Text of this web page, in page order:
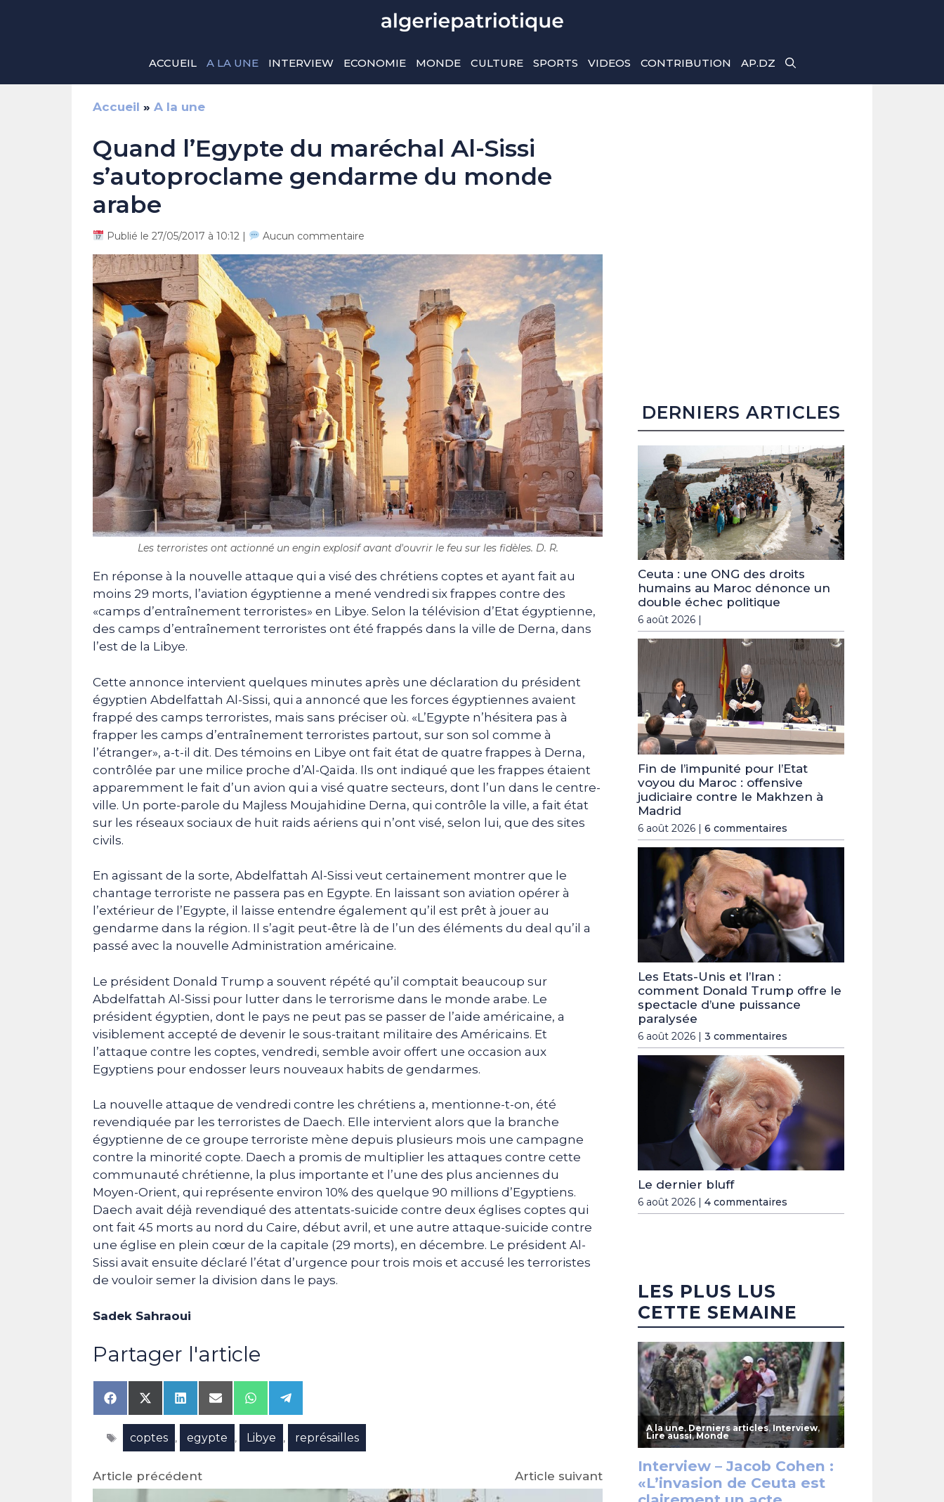
ACCUEIL A LA UNE INTERVIEW ECONOMIE MONDE CULTURE SPORTS VIDEOS CONTRIBUTION AP.DZ
Accueil » A la une
Quand l’Egypte du maréchal Al-Sissi
s’autoproclame gendarme du monde
arabe
Publié le 27/05/2017 à 10:12 | Aucun commentaire
Les terroristes ont actionné un engin explosif avant d'ouvrir le feu sur les fidèles. D. R.
En réponse à la nouvelle attaque qui a visé des chrétiens coptes et ayant fait au
moins 29 morts, l’aviation égyptienne a mené vendredi six frappes contre des
«camps d’entraînement terroristes» en Libye. Selon la télévision d’Etat égyptienne,
des camps d’entraînement terroristes ont été frappés dans la ville de Derna, dans
l’est de la Libye.
Cette annonce intervient quelques minutes après une déclaration du président
égyptien Abdelfattah Al-Sissi, qui a annoncé que les forces égyptiennes avaient
frappé des camps terroristes, mais sans préciser où. «L’Egypte n’hésitera pas à
frapper les camps d’entraînement terroristes partout, sur son sol comme à
l’étranger», a-t-il dit. Des témoins en Libye ont fait état de quatre frappes à Derna,
contrôlée par une milice proche d’Al-Qaïda. Ils ont indiqué que les frappes étaient
apparemment le fait d’un avion qui a visé quatre secteurs, dont l’un dans le centre-
ville. Un porte-parole du Majless Moujahidine Derna, qui contrôle la ville, a fait état
sur les réseaux sociaux de huit raids aériens qui n’ont visé, selon lui, que des sites
civils.
En agissant de la sorte, Abdelfattah Al-Sissi veut certainement montrer que le
chantage terroriste ne passera pas en Egypte. En laissant son aviation opérer à
l’extérieur de l’Egypte, il laisse entendre également qu’il est prêt à jouer au
gendarme dans la région. Il s’agit peut-être là de l’un des éléments du deal qu’il a
passé avec la nouvelle Administration américaine.
Le président Donald Trump a souvent répété qu’il comptait beaucoup sur
Abdelfattah Al-Sissi pour lutter dans le terrorisme dans le monde arabe. Le
président égyptien, dont le pays ne peut pas se passer de l’aide américaine, a
visiblement accepté de devenir le sous-traitant militaire des Américains. Et
l’attaque contre les coptes, vendredi, semble avoir offert une occasion aux
Egyptiens pour endosser leurs nouveaux habits de gendarmes.
La nouvelle attaque de vendredi contre les chrétiens a, mentionne-t-on, été
revendiquée par les terroristes de Daech. Elle intervient alors que la branche
égyptienne de ce groupe terroriste mène depuis plusieurs mois une campagne
contre la minorité copte. Daech a promis de multiplier les attaques contre cette
communauté chrétienne, la plus importante et l’une des plus anciennes du
Moyen-Orient, qui représente environ 10% des quelque 90 millions d’Egyptiens.
Daech avait déjà revendiqué des attentats-suicide contre deux églises coptes qui
ont fait 45 morts au nord du Caire, début avril, et une autre attaque-suicide contre
une église en plein cœur de la capitale (29 morts), en décembre. Le président Al-
Sissi avait ensuite déclaré l’état d’urgence pour trois mois et accusé les terroristes
de vouloir semer la division dans le pays.
Sadek Sahraoui
Partager l'article
Share
on
Facebook
Share
on
X
(Twitter)
Share
on
LinkedIn
Share
on
Email
Share
on
WhatsApp
Share
on
Telegram
Étiquettes
coptes , egypte , Libye , représailles
Article précédent Article suivant
DERNIERS ARTICLES
Ceuta : une ONG des droits
humains au Maroc dénonce un
double échec politique
6 août 2026 |
Fin de l’impunité pour l’Etat
voyou du Maroc : offensive
judiciaire contre le Makhzen à
Madrid
6 août 2026 | 6 commentaires
Les Etats-Unis et l’Iran :
comment Donald Trump offre le
spectacle d’une puissance
paralysée
6 août 2026 | 3 commentaires
Le dernier bluff
6 août 2026 | 4 commentaires
LES PLUS LUS
CETTE SEMAINE